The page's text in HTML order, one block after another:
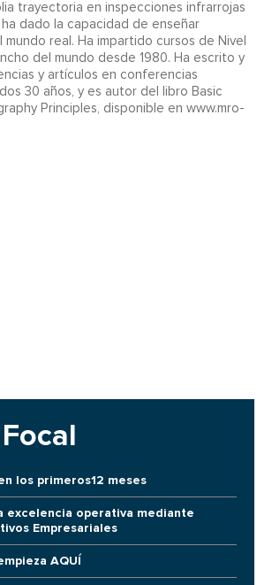
trayectoria en inspecciones infrarrojas
dado la capacidad de enseñar
real. Ha impartido cursos de Nivel
del mundo desde 1980. Ha escrito y
y artículos en conferencias
30 años, y es autor del libro Basic
Principles, disponible en www.mro-
los primeros12 meses
excelencia operativa mediante
Empresariales
AQUÍ